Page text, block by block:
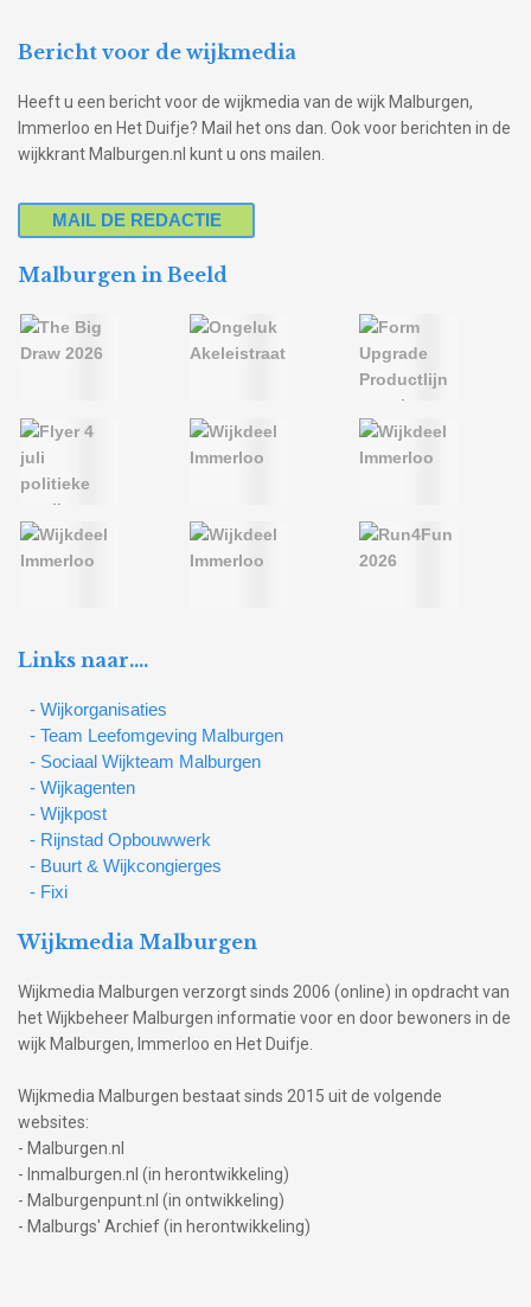
Bericht voor de wijkmedia
Heeft u een bericht voor de wijkmedia van de wijk Malburgen,
Immerloo en Het Duifje? Mail het ons dan. Ook voor berichten in de
wijkkrant Malburgen.nl kunt u ons mailen.
MAIL DE REDACTIE
Malburgen in Beeld
Links naar….
- Wijkorganisaties
- Team Leefomgeving Malburgen
- Sociaal Wijkteam Malburgen
- Wijkagenten
- Wijkpost
- Rijnstad Opbouwwerk
- Buurt & Wijkcongierges
- Fixi
Wijkmedia Malburgen
Wijkmedia Malburgen verzorgt sinds 2006 (online) in opdracht van
het Wijkbeheer Malburgen informatie voor en door bewoners in de
wijk Malburgen, Immerloo en Het Duifje.
Wijkmedia Malburgen bestaat sinds 2015 uit de volgende
websites:
- Malburgen.nl
- Inmalburgen.nl (in herontwikkeling)
- Malburgenpunt.nl (in ontwikkeling)
- Malburgs' Archief (in herontwikkeling)